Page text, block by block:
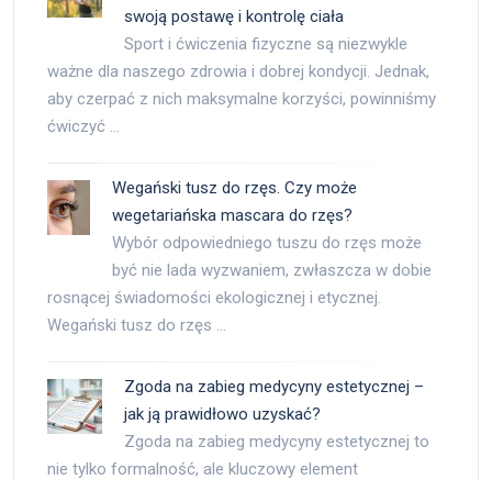
swoją postawę i kontrolę ciała
Sport i ćwiczenia fizyczne są niezwykle
ważne dla naszego zdrowia i dobrej kondycji. Jednak,
aby czerpać z nich maksymalne korzyści, powinniśmy
ćwiczyć …
Wegański tusz do rzęs. Czy może
wegetariańska mascara do rzęs?
Wybór odpowiedniego tuszu do rzęs może
być nie lada wyzwaniem, zwłaszcza w dobie
rosnącej świadomości ekologicznej i etycznej.
Wegański tusz do rzęs …
Zgoda na zabieg medycyny estetycznej –
jak ją prawidłowo uzyskać?
Zgoda na zabieg medycyny estetycznej to
nie tylko formalność, ale kluczowy element